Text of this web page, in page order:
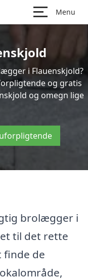
Menu
i Flauenskjold?
og gratis
og omegn lige
brolægger i
til det rette
finde de